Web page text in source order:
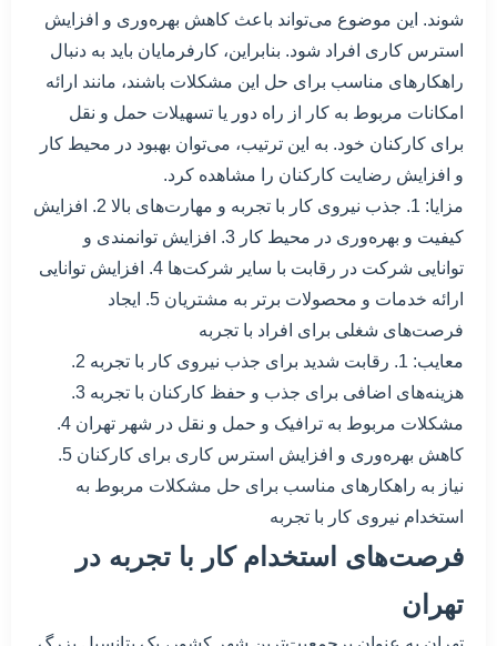
شوند. این موضوع می‌تواند باعث کاهش بهره‌وری و افزایش
استرس کاری افراد شود. بنابراین، کارفرمایان باید به دنبال
راهکارهای مناسب برای حل این مشکلات باشند، مانند ارائه
امکانات مربوط به کار از راه دور یا تسهیلات حمل و نقل
برای کارکنان خود. به این ترتیب، می‌توان بهبود در محیط کار
و افزایش رضایت کارکنان را مشاهده کرد.
مزایا: 1. جذب نیروی کار با تجربه و مهارت‌های بالا 2. افزایش
کیفیت و بهره‌وری در محیط کار 3. افزایش توانمندی و
توانایی شرکت در رقابت با سایر شرکت‌ها 4. افزایش توانایی
ارائه خدمات و محصولات برتر به مشتریان 5. ایجاد
فرصت‌های شغلی برای افراد با تجربه
معایب: 1. رقابت شدید برای جذب نیروی کار با تجربه 2.
هزینه‌های اضافی برای جذب و حفظ کارکنان با تجربه 3.
مشکلات مربوط به ترافیک و حمل و نقل در شهر تهران 4.
کاهش بهره‌وری و افزایش استرس کاری برای کارکنان 5.
نیاز به راهکارهای مناسب برای حل مشکلات مربوط به
استخدام نیروی کار با تجربه
فرصت‌های استخدام کار با تجربه در
تهران